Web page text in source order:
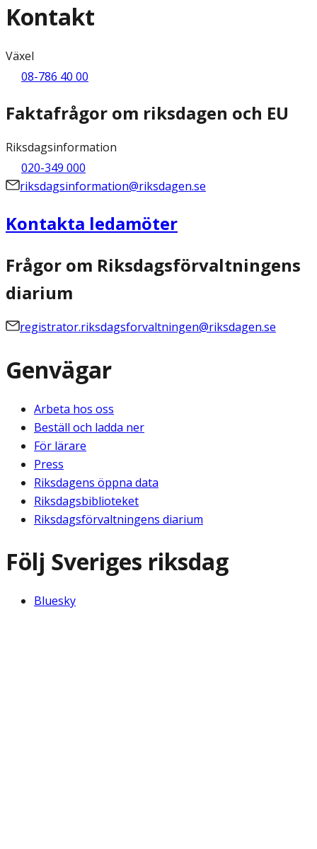
Kontakt
Växel
08-786 40 00
Faktafrågor om riksdagen och EU
Riksdagsinformation
020-349 000
riksdagsinformation@riksdagen.se
Kontakta ledamöter
Frågor om Riksdagsförvaltningens
diarium
registrator.riksdagsforvaltningen@riksdagen.se
Genvägar
Arbeta hos oss
Beställ och ladda ner
För lärare
Press
Riksdagens öppna data
Riksdagsbiblioteket
Riksdagsförvaltningens diarium
Följ Sveriges riksdag
Bluesky